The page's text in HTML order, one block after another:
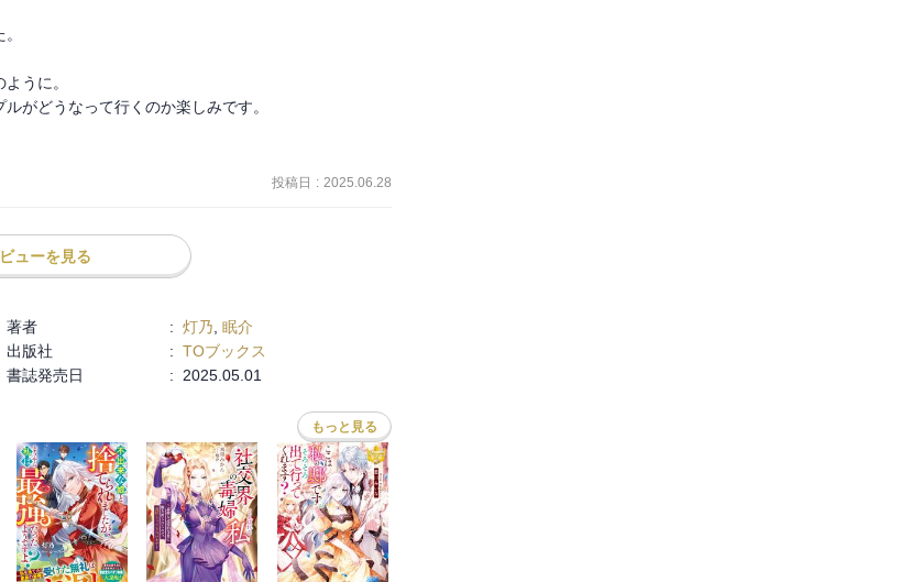
てしまい、その治療費で五十
で、だいぶお財布の傷は浅く
うに。
がどうなって行くのか楽しみです。
投稿日 : 2025.06.28
ューを見る
著者 : 灯乃, 眠介
出版社 : TOブックス
書誌発売日 : 2025.05.01
もっと見る